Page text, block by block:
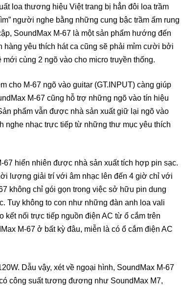
loa thương hiệu Việt trang bị hẳn đôi loa trầm
người nghe bằng những cung bậc trầm ấm rung
SoundMax M-67 là một sản phẩm hướng đến
yêu thích hát ca cũng sẽ phải mỉm cười bởi
cùng 2 ngõ vào cho micro truyền thống.
cho M-67 ngõ vào guitar (GT.INPUT) càng giúp
M-67 cũng hỗ trợ những ngõ vào tín hiệu
phẩm vẫn được nhà sản xuất giữ lại ngõ vào
nghe nhạc trực tiếp từ những thư mục yêu thích
67 hiển nhiên được nhà sản xuất tích hợp pin sạc.
lượng giải trí với âm nhạc lên đến 4 giờ chỉ với
không chỉ gói gọn trong việc sở hữu pin dung
Tuy không to con như những đàn anh loa vali
kết nối trực tiếp nguồn điện AC từ ổ cắm trên
M-67 ở bất kỳ đâu, miễn là có ổ cắm điện AC
Dẫu vậy, xét về ngoại hình, SoundMax M-67
công suất tương đương như SoundMax M7,